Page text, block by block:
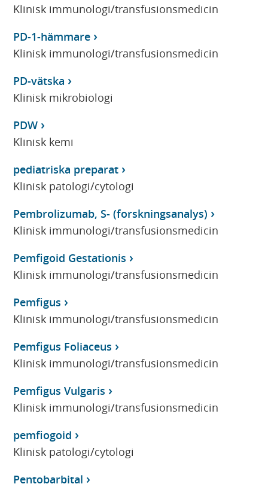
Klinisk immunologi/transfusionsmedicin
PD-1-hämmare
Klinisk immunologi/transfusionsmedicin
PD-vätska
Klinisk mikrobiologi
PDW
Klinisk kemi
pediatriska preparat
Klinisk patologi/cytologi
Pembrolizumab, S- (forskningsanalys)
Klinisk immunologi/transfusionsmedicin
Pemfigoid Gestationis
Klinisk immunologi/transfusionsmedicin
Pemfigus
Klinisk immunologi/transfusionsmedicin
Pemfigus Foliaceus
Klinisk immunologi/transfusionsmedicin
Pemfigus Vulgaris
Klinisk immunologi/transfusionsmedicin
pemfiogoid
Klinisk patologi/cytologi
Pentobarbital